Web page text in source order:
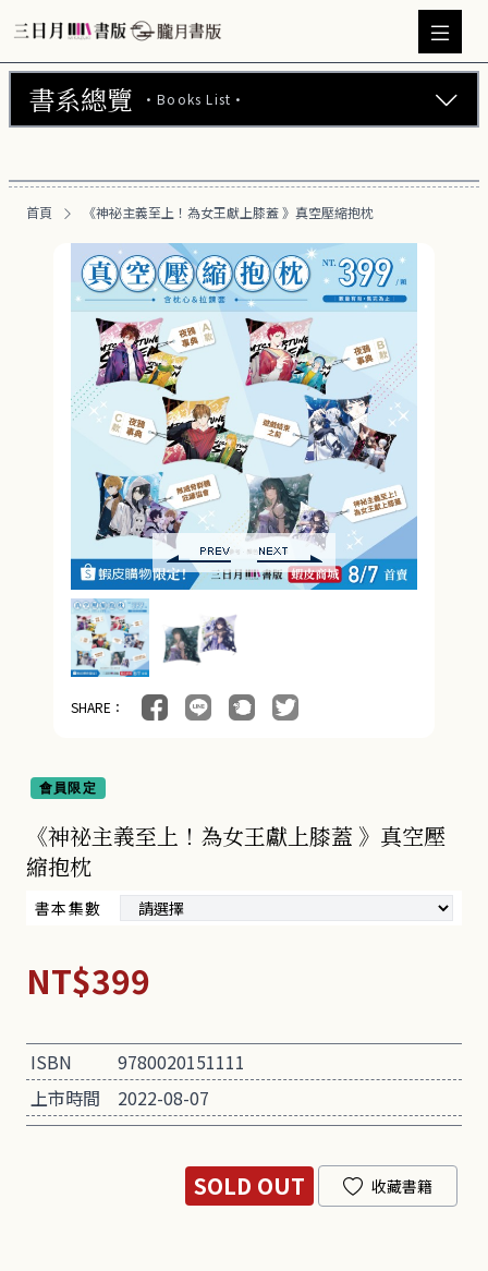
書系總覽 ·Books List·
朧月書版 (275)
漫畫 (56)
周邊商品 (260)
首頁 《神祕主義至上！為女王獻上膝蓋 》真空壓縮抱枕
SHARE：
會員限定
《神祕主義至上！為女王獻上膝蓋 》真空壓
縮抱枕
書本集數
NT$399
ISBN
9780020151111
上市時間
2022-08-07
SOLD OUT 收藏書籍